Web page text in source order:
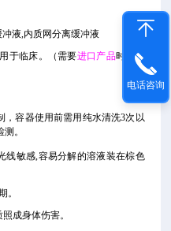
冲液,内质网分离缓冲液
于临床。 （需要进口产品时请告
，容器使用前需用纯水清洗3次以
。
线敏感,容易分解的溶液装在棕色
。
成身体伤害。
电话咨询